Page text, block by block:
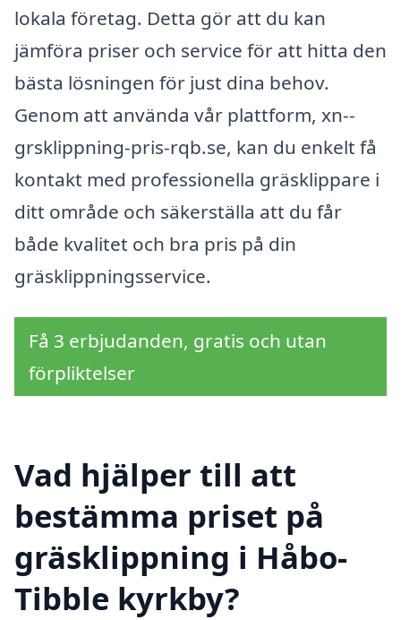
lokala företag. Detta gör att du kan
jämföra priser och service för att hitta den
bästa lösningen för just dina behov.
Genom att använda vår plattform, xn--
grsklippning-pris-rqb.se, kan du enkelt få
kontakt med professionella gräsklippare i
ditt område och säkerställa att du får
både kvalitet och bra pris på din
gräsklippningsservice.
Få 3 erbjudanden, gratis och utan
förpliktelser
Vad hjälper till att
bestämma priset på
gräsklippning i Håbo-
Tibble kyrkby?